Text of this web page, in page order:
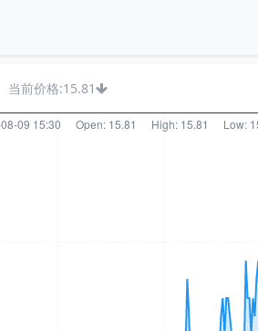
当前价格:15.81